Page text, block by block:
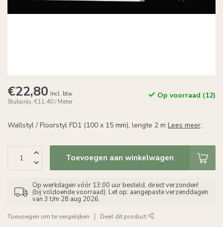
€22,80 Incl. btw
Stukprijs: €11,40 / Meter
Op voorraad (12)
Wallstyl / Floorstyl FD1 (100 x 15 mm), lengte 2 m Lees meer.
Toevoegen aan winkelwagen
Op werkdagen vóór 13:00 uur besteld, direct verzonden!
(bij voldoende voorraad). Let op: aangepaste verzenddagen
van 3 t/m 28 aug 2026.
Toevoegen om te vergelijken Deel dit product